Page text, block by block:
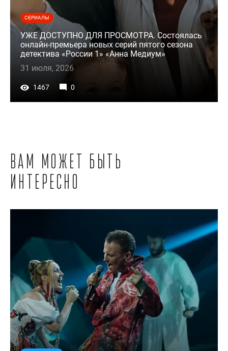
СЕРИАЛЫ
УЖЕ ДОСТУПНО ДЛЯ ПРОСМОТРА. Состоялась
онлайн-премьера новых серий пятого сезона
детектива «России 1» «Анна Медиум»
31 июля, 2026
1467 0
Вам может быть
интересно